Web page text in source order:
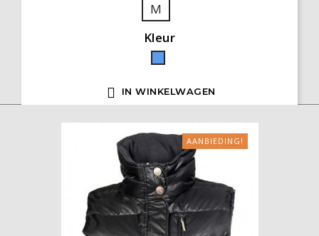
M
Kleur
Blauw
 IN WINKELWAGEN
AANBIEDING!